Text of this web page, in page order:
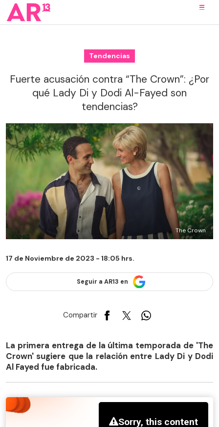
Tendencias
Fuerte acusación contra “The Crown”: ¿Por
qué Lady Di y Dodi Al-Fayed son
tendencias?
The Crown
17 de Noviembre de 2023 - 18:05 hrs.
Seguir a AR13 en
Compartir
La primera entrega de la última temporada de 'The
Crown' sugiere que la relación entre Lady Di y Dodi
Al Fayed fue fabricada.